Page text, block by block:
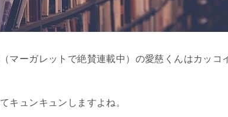
マーガレットで絶賛連載中）の愛慈くんはカッコ
キュンキュンしますよね。